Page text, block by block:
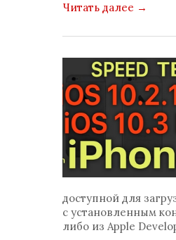
Читать далее →
доступной для
с установленным
либо из Apple